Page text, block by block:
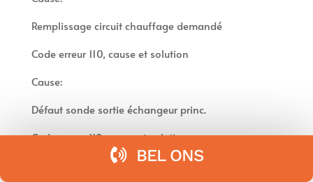
Remplissage circuit chauffage demandé
Code erreur 110, cause et solution
Cause:
Défaut sonde sortie échangeur princ.
Code erreur 112, cause et solution
BEL ONS